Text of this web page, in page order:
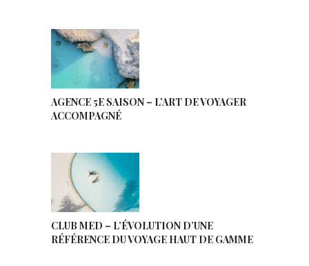
AGENCE 5E SAISON – L’ART DE VOYAGER
ACCOMPAGNÉ
CLUB MED – L’ÉVOLUTION D’UNE
RÉFÉRENCE DU VOYAGE HAUT DE GAMME